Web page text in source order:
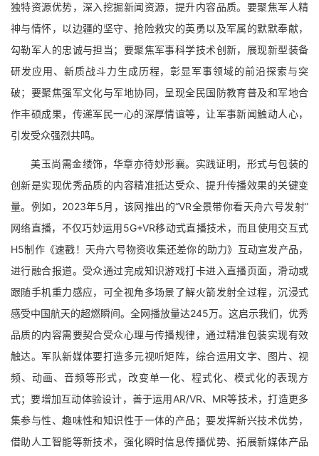
独特资源优势，深入挖掘新闻资源，提升内容品质。要聚焦军人精
神与情怀，以边疆的坚守、抢险救灾的英勇以及军属的默默奉献，
勾勒军人的忠诚与担当；要聚焦军事科学技术创新，展现新型装备
研发应用、新质战斗力生成历程，彰显军事领域的前沿探索与突
破；要聚焦强军文化与军地协同，呈现全民国防教育普及和军地合
作丰硕成果，传递军民一心的深厚情谊等，让军事新闻触动人心，
引发受众强烈共鸣。
美玉尚需金缕饰，华章亦待妙形襄。实践证明，形式与包装的
创新是实现优秀品质的内容精准抵达受众、提升传播效果的关键变
量。例如，2023年5月，该网推出的“VR全景带你看天舟六号发射”
网络直播，不仅巧妙运用5G+VR移动式直播技术，而且使用交互式
H5制作《速戳！天舟六号物资收集还差你的助力》互动宣发产品，
进行融合报道。受众通过完成知识游戏打卡进入直播页面，滑动或
跟随手机重力感应，可全视角多场景了解火箭发射全过程，沉浸式
感受中国航天的超燃瞬间。全网播放量达245万。这启示我们，优秀
品质的内容需要契合受众心理与传播规律，通过精准包装实现有效
触达。军队新媒体要打造多元视听矩阵，综合运用文字、图片、视
频、动画、音频等形式，改变单一化、程式化、模式化的表现方
式；要增加互动体验设计，善于运用AR/VR、MR等技术，打造更多
集参与性、趣味性和知识性于一体的产品；要发挥新兴技术优势，
借助人工智能等新技术，强化瞬时信息传播优势、拓展新媒体产品